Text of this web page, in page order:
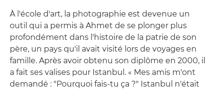
À l'école d'art, la photographie est devenue un
outil qui a permis à Ahmet de se plonger plus
profondément dans l'histoire de la patrie de son
père, un pays qu'il avait visité lors de voyages en
famille. Après avoir obtenu son diplôme en 2000, il
a fait ses valises pour Istanbul. « Mes amis m'ont
demandé : "Pourquoi fais-tu ça ?" Istanbul n'était